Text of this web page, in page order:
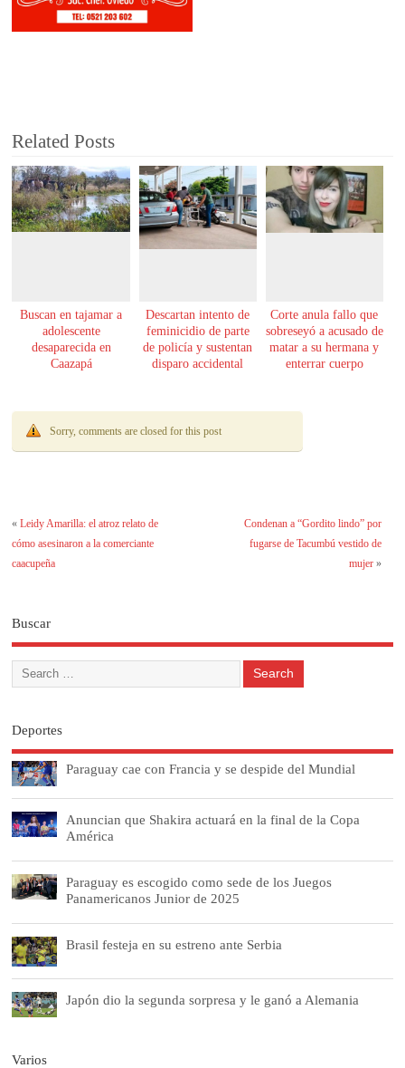
Related Posts
Buscan en tajamar a
adolescente
desaparecida en
Caazapá
Descartan intento de
feminicidio de parte
de policía y sustentan
disparo accidental
Corte anula fallo que
sobreseyó a acusado de
matar a su hermana y
enterrar cuerpo
Sorry, comments are closed for this post
«Leidy Amarilla: el atroz relato de
cómo asesinaron a la comerciante
caacupeña
Condenan a “Gordito lindo” por
fugarse de Tacumbú vestido de
mujer»
Buscar
Deportes
Paraguay cae con Francia y se despide del Mundial
Anuncian que Shakira actuará en la final de la Copa
América
Paraguay es escogido como sede de los Juegos
Panamericanos Junior de 2025
Brasil festeja en su estreno ante Serbia
Japón dio la segunda sorpresa y le ganó a Alemania
Varios